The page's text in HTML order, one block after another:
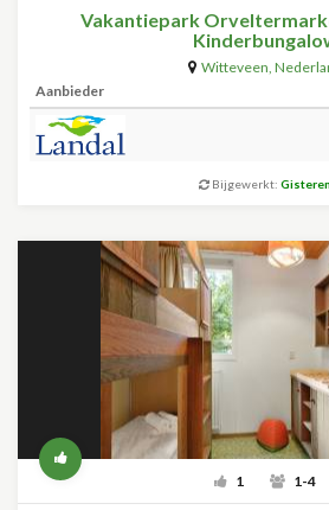
Vakantiepark
Witteveen,
Aanbieder
Bijgewerkt: Gisteren
1 1-4